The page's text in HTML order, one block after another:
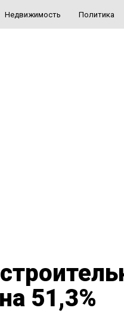
Недвижимость Политика
51,3%